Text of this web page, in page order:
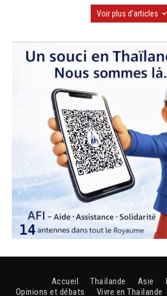
Voir plus d'articles
Accueil Thaïlande Asie
Opinions et débats
Vivre en Thaïlande